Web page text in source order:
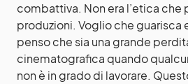
combattiva. Non era l’etica che
produzioni. Voglio che guarisca
penso che sia una grande
cinematografica quando
non è in grado di lavorare.